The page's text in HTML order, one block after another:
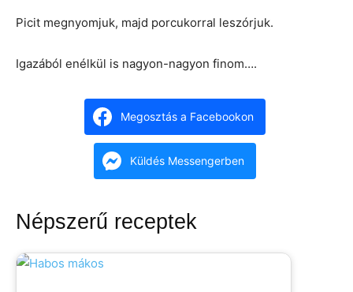
Picit megnyomjuk, majd porcukorral leszórjuk.
Igazából enélkül is nagyon-nagyon finom….
Megosztás a Facebookon
Küldés Messengerben
Népszerű receptek